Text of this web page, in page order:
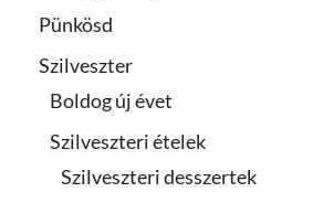
Pünkösd
Szilveszter
Boldog új évet
Szilveszteri ételek
Szilveszteri desszertek